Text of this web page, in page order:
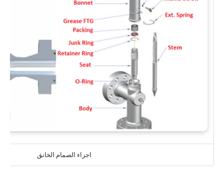
اجزاء الصمام الخانق